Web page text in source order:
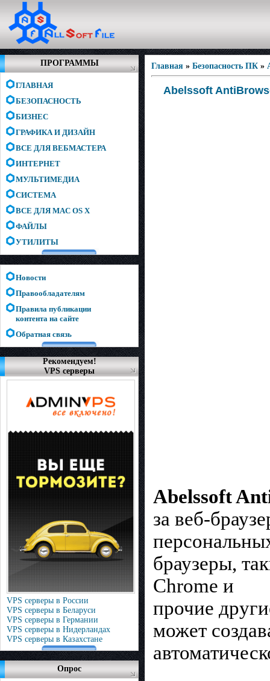
ПРОГРАММЫ
ГЛАВНАЯ
БЕЗОПАСНОСТЬ
БИЗНЕС
ГРАФИКА И ДИЗАЙН
ВСЕ ДЛЯ ВЕБМАСТЕРА
ИНТЕРНЕТ
МУЛЬТИМЕДИА
СИСТЕМА
ВСЕ ДЛЯ MAC OS X
ФАЙЛЫ
УТИЛИТЫ
Новости
Правообладателям
Правила публикации
контента на сайте
Обратная связь
Рекомендуем!
VPS серверы
VPS серверы в России
VPS серверы в Беларуси
VPS серверы в Германии
VPS серверы в Нидерландах
VPS серверы в Казахстане
Опрос
Главная » Безопасность ПК »
Abelssoft
Abelssoft
за веб-
браузеры,
Chrome и
прочие
может